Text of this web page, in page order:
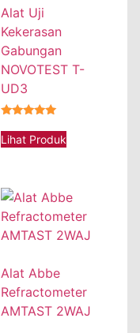
Alat Uji
Kekerasan
Gabungan
NOVOTEST T-
UD3
Lihat Produk
Alat Abbe
Refractometer
AMTAST 2WAJ